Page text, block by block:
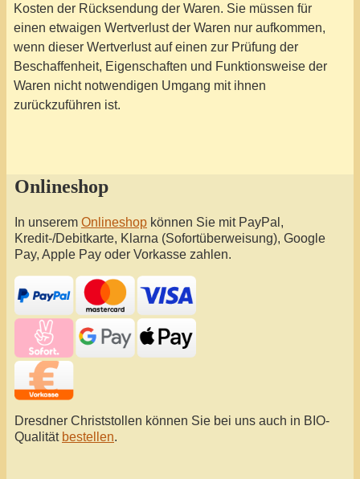
Kosten der Rücksendung der Waren. Sie müssen für
einen etwaigen Wertverlust der Waren nur aufkommen,
wenn dieser Wertverlust auf einen zur Prüfung der
Beschaffenheit, Eigenschaften und Funktionsweise der
Waren nicht notwendigen Umgang mit ihnen
zurückzuführen ist.
Onlineshop
In unserem Onlineshop können Sie mit PayPal,
Kredit-/Debitkarte, Klarna (Sofortüberweisung), Google
Pay, Apple Pay oder Vorkasse zahlen.
Dresdner Christstollen können Sie bei uns auch in BIO-
Qualität bestellen.